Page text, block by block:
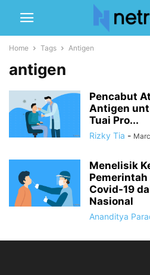
Home Tags Antigen
antigen
Pencabut
Antigen
Tuai Pro...
Rizky Tia -
Menelisik
Pemerintah
Covid-19
Nasional
Ananditya